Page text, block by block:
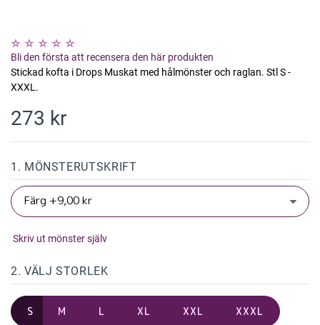
Bli den första att recensera den här produkten
Stickad kofta i Drops Muskat med hålmönster och raglan. Stl S -
XXXL.
273 kr
1. MÖNSTERUTSKRIFT
Skriv ut mönster själv
2. VÄLJ STORLEK
S M L XL XXL XXXL